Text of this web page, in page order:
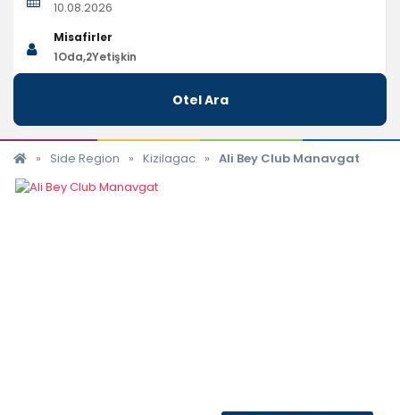
Misafirler
1Oda,2Yetişkin
Otel Ara
» Side Region » Kizilagac » Ali Bey Club Manavgat